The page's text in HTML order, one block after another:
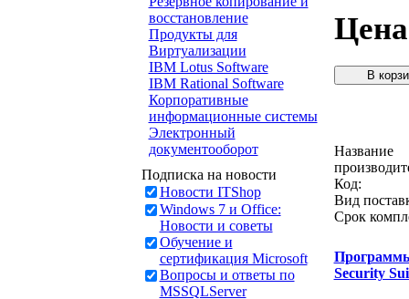
восстановление
Продукты для
Виртуализации
IBM Lotus Software
IBM Rational Software
Корпоративные
информационные системы
Электронный
документооборот
Подписка на новости
Новости ITShop
Windows 7 и Office:
Новости и советы
Обучение и
сертификация Microsoft
Вопросы и ответы по
MSSQLServer
Название
Код:
Вид
Срок
Security